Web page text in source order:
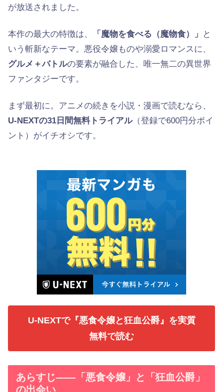
が放送されました。
本作の最大の特徴は、 「魔物を食べる（魔物食）」
と
いう斬新なテーマ。悪役令嬢ものや溺愛ロマンスに、
グルメ＋バトルの要素が融合した、唯一無二の異世界
ファンタジーです。
まず最初に。アニメの続きを小説・漫画で読むなら、
U-NEXTの31日間無料トライアル（登録で600円分ポイ
ント）がイチオシです。
U-NEXTで『悪食令嬢と狂血公爵』を実質
無料で読む
あらすじ——「悪食令嬢」と「狂血公爵」
の出会い